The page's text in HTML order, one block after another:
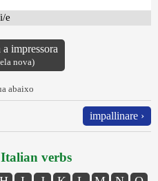
e
a impressora
nova)
abaixo
impallinare ›
verbs